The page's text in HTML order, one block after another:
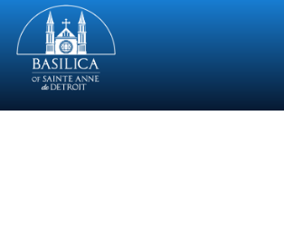
Sainte
Anne
Parish
de